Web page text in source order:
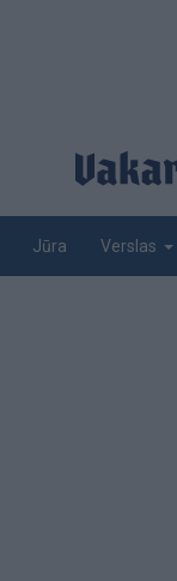
Jūra Verslas